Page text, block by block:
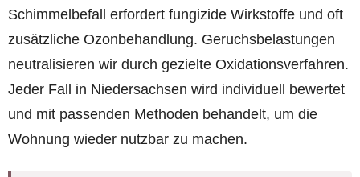
Schimmelbefall erfordert fungizide Wirkstoffe und oft
zusätzliche Ozonbehandlung. Geruchsbelastungen
neutralisieren wir durch gezielte Oxidationsverfahren.
Jeder Fall in Niedersachsen wird individuell bewertet
und mit passenden Methoden behandelt, um die
Wohnung wieder nutzbar zu machen.